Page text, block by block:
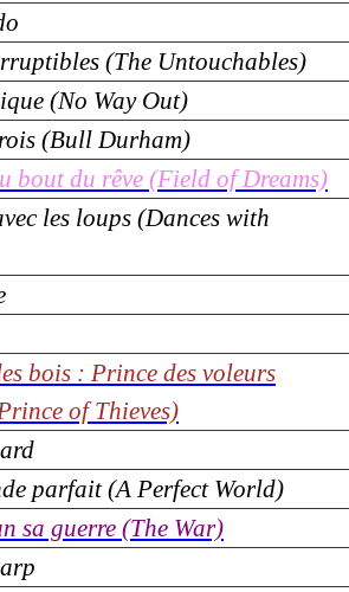
(The Untouchables)
(No Way Out)
(Bull Durham)
bout du rêve (Field of Dreams)
les loups (Dances with
bois : Prince des voleurs
of Thieves)
parfait (A Perfect World)
sa guerre (The War)